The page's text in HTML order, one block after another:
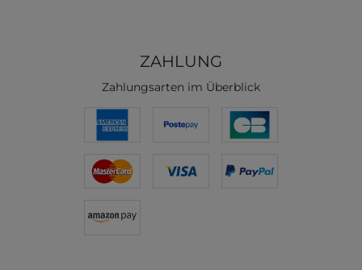
ZAHLUNG
Zahlungsarten im Überblick